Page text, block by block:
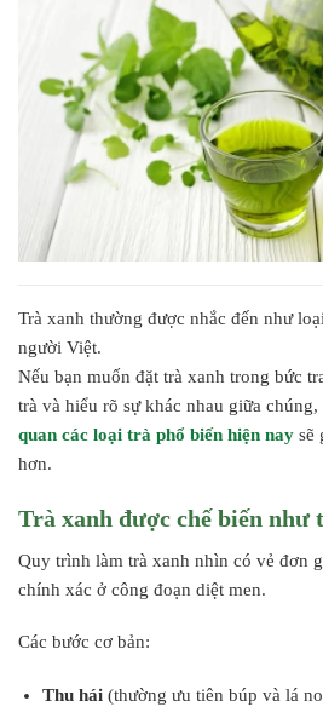
Trà xanh thường được nhắc đến như
người Việt.
Nếu bạn muốn đặt trà xanh trong bức
trà và hiểu rõ sự khác nhau giữa
quan các loại trà phổ biến hiện nay sẽ
hơn.
Trà xanh được chế biến như
Quy trình làm trà xanh nhìn có vẻ đơn
chính xác ở công đoạn diệt men.
Các bước cơ bản:
Thu hái(thường ưu tiên búp và lá